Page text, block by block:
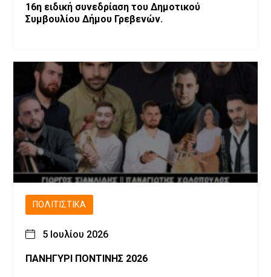
16η ειδική συνεδρίαση του Δημοτικού
Συμβουλίου Δήμου Γρεβενών.
ΠΟΛΙΤΙΣΤΙΚΆ
5 Ιουλίου 2026
ΠΑΝΗΓΥΡΙ ΠΟΝΤΙΝΗΣ 2026